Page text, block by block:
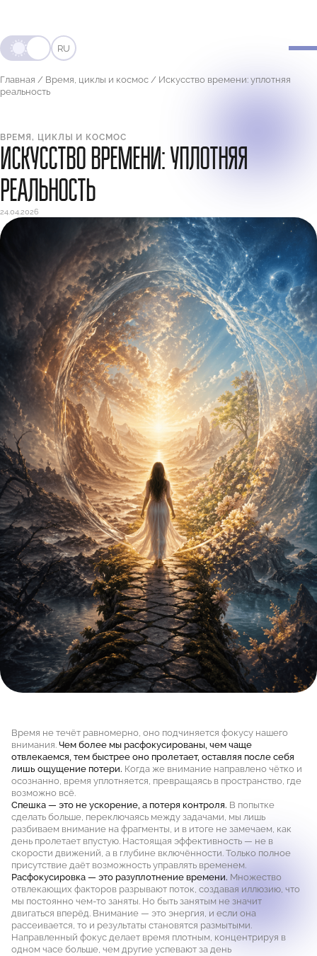
RU
Главная / Время, циклы и космос / Искусство времени: уплотняя
реальность
ВРЕМЯ, ЦИКЛЫ И КОСМОС
ИСКУССТВО ВРЕМЕНИ: УПЛОТНЯЯ
РЕАЛЬНОСТЬ
24.04.2026
Время не течёт равномерно, оно подчиняется фокусу нашего
внимания.Чем более мы расфокусированы, чем чаще
отвлекаемся, тем быстрее оно пролетает, оставляя после себя
лишь ощущение потери. Когда же внимание направлено чётко и
осознанно, время уплотняется, превращаясь в пространство, где
возможно всё.
Спешка — это не ускорение, а потеря контроля. В попытке
сделать больше, переключаясь между задачами, мы лишь
разбиваем внимание на фрагменты, и в итоге не замечаем, как
день пролетает впустую. Настоящая эффективность — не в
скорости движений, а в глубине включённости. Только полное
присутствие даёт возможность управлять временем.
Расфокусировка — это разуплотнение времени. Множество
отвлекающих факторов разрывают поток, создавая иллюзию, что
мы постоянно чем-то заняты. Но быть занятым не значит
двигаться вперёд. Внимание — это энергия, и если она
рассеивается, то и результаты становятся размытыми.
Направленный фокус делает время плотным, концентрируя в
одном часе больше, чем другие успевают за день